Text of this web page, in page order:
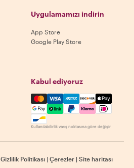
Uygulamamızı indirin
App Store
Google Play Store
Kabul ediyoruz
Mastercard, Visa, Amex,
Kullanılabilirlik varış noktasına göre değişir
Gizlilik Politikası | Çerezler | Site haritası